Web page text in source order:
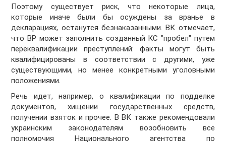
Поэтому существует риск, что некоторые лица,
которые иначе были бы осуждены за вранье в
декларациях, останутся безнаказанными. ВК отмечает,
что ВР может заполнить созданный КС "пробел" путем
переквалификации преступлений: факты могут быть
квалифицированы в соответствии с другими, уже
существующими, но менее конкретными уголовными
положениями.
Речь идет, например, о квалификации по подделке
документов, хищении государственных средств,
получении взяток и прочее. В ВК также рекомендовали
украинским законодателям возобновить все
полномочия Национального агентства по